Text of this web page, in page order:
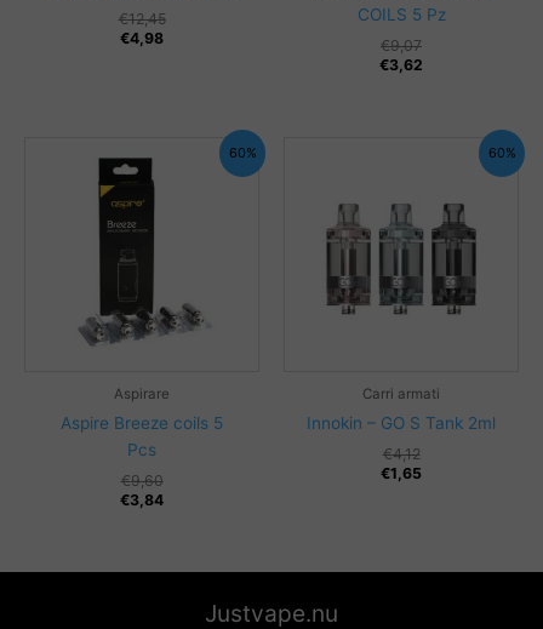
€12,45
€4,98
COILS 5 Pz
€9,07
€3,62
60%
Aspirare
Aspire Breeze coils 5
Pcs
€9,60
€3,84
60%
Carri armati
Innokin – GO S Tank 2ml
€4,12
€1,65
Justvape.nu